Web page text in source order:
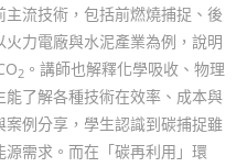
流技術，包括前燃燒捕捉、後
力電廠與水泥產業為例，說明
2 。講師也解釋化學吸收、物理
了解各種技術在效率、成本與
例分享，學生認識到碳捕捉雖
需求。而在「碳再利用」環